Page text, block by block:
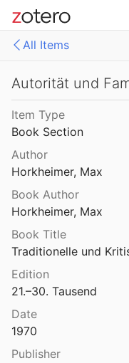
Site navigation
All Items
All Items
1: Klaus
3:
Autorität und
Item Type
Book Section
Author
Horkheimer, Max
Book Author
Horkheimer, Max
Book Title
Traditionelle und
Edition
21.–30. Tausend
Date
1970
Publisher